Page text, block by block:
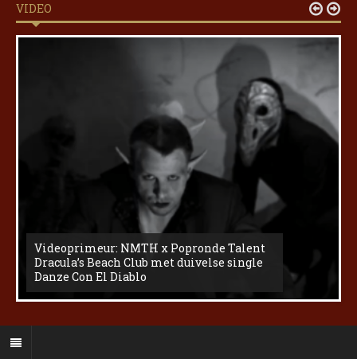
VIDEO
Videoprimeur: NMTH x Popronde Talent
Dracula’s Beach Club met duivelse single
Danze Con El Diablo
 